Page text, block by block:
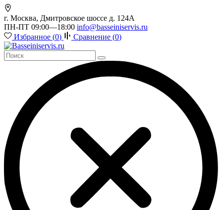
г. Москва, Дмитровское шоссе д. 124А
ПН-ПТ 09:00—18:00 info@basseiniservis.ru
Избранное (0) Сравнение (0)